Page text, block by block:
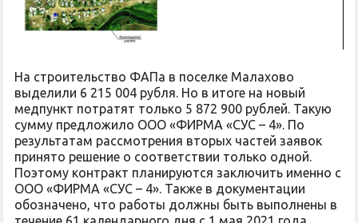
На строительство ФАПа в поселке Малахово
выделили 6 215 004 рубля. Но в итоге на новый
медпункт потратят только 5 872 900 рублей. Такую
сумму предложило ООО «ФИРМА «СУС – 4». По
результатам рассмотрения вторых частей заявок
принято решение о соответствии только одной.
Поэтому контракт планируются заключить именно с
ООО «ФИРМА «СУС – 4». Также в документации
обозначено, что работы должны быть выполнены в